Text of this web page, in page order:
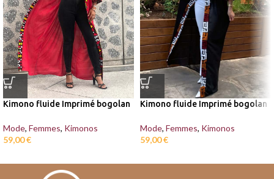
Kimono fluide Imprimé bogolan
Mode, Femmes, Kimonos
59,00€
Kimono fluide Imprimé bogolan
Mode, Femmes, Kimonos
59,00€